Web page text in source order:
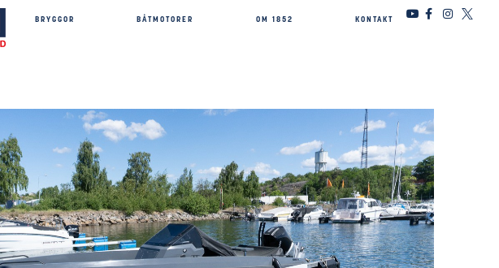
BRYGGOR BÅTMOTORER OM 1852 KONTAKT